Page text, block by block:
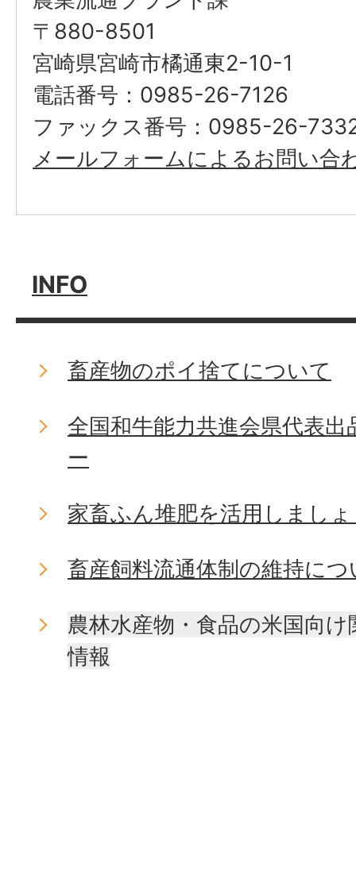
〒880-8501
宮崎県宮崎市橘通東2-10-1
電話番号：0985-26-7126
ファックス番号：0985-26-
メールフォームによるお問い合
INFO
畜産物のポイ捨てについて
全国和牛能力共進会県代表
ー
家畜ふん堆肥を活用しまし
畜産飼料流通体制の維持につ
農林水産物・食品の米国向
情報